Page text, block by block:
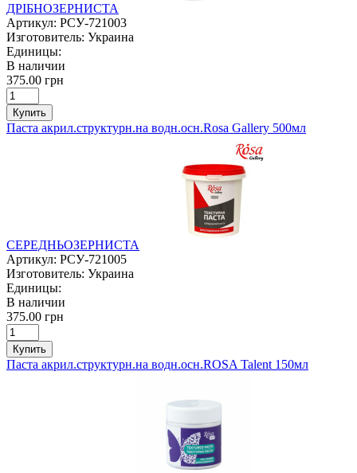
ДРІБНОЗЕРНИСТА
Артикул: РСУ-721003
Изготовитель: Украина
Единицы:
В наличии
375.00 грн
Купить
Паста акрил.структурн.на водн.осн.Rosa Gallery 500мл
СЕРЕДНЬОЗЕРНИСТА
Артикул: РСУ-721005
Изготовитель: Украина
Единицы:
В наличии
375.00 грн
Купить
Паста акрил.структурн.на водн.осн.ROSA Talent 150мл